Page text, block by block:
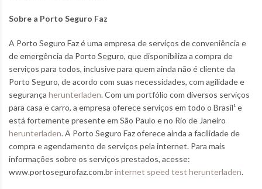
Sobre a Porto Seguro Faz
A Porto Seguro Faz é uma empresa de serviços de conveniência e
de emergência da Porto Seguro, que disponibiliza a compra de
serviços para todos, inclusive para quem ainda não é cliente da
Porto Seguro, de acordo com suas necessidades, com agilidade e
segurança herunterladen. Com um portfólio com diversos serviços
para casa e carro, a empresa oferece serviços em todo o Brasil¹ e
está fortemente presente em São Paulo e no Rio de Janeiro
herunterladen. A Porto Seguro Faz oferece ainda a facilidade de
compra e agendamento de serviços pela internet. Para mais
informações sobre os serviços prestados, acesse:
www.portosegurofaz.com.brinternet speed test herunterladen.